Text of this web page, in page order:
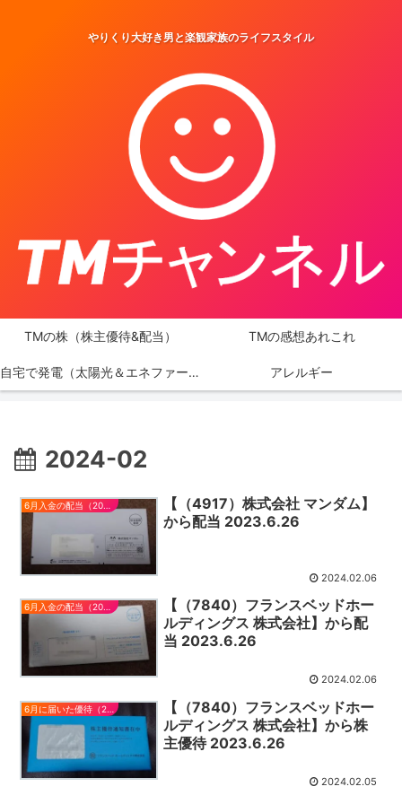
やりくり大好き男と楽観家族のライフスタイル
TMの株（株主優待&配当） TMの感想あれこれ
自宅で発電（太陽光＆エネファーム） アレルギー
2024-02
6月入金の配当（2023）
【（4917）株式会社 マンダム】
から配当 2023.6.26
2024.02.06
6月入金の配当（2023）
【（7840）フランスベッドホー
ルディングス 株式会社】から配
当 2023.6.26
2024.02.06
6月に届いた優待（2023）
【（7840）フランスベッドホー
ルディングス 株式会社】から株
主優待 2023.6.26
2024.02.05